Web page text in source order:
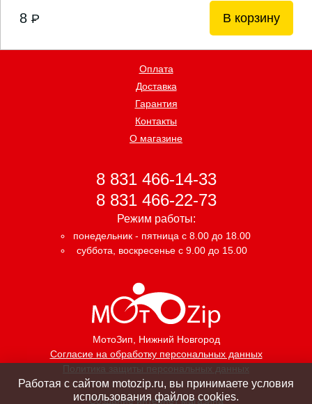
8 P В корзину
МотоЗип, Нижний Новгород
Согласие на обработку персональных данных
Политика защиты персональных данных
Оплата
Доставка
Гарантия
Контакты
О магазине
8 831 466-14-33
8 831 466-22-73
Режим работы:
понедельник - пятница с 8.00 до 18.00
суббота, воскресенье с 9.00 до 15.00
Создание интернет магазина
Работая с сайтом motozip.ru, вы принимаете условия
использования файлов cookies.